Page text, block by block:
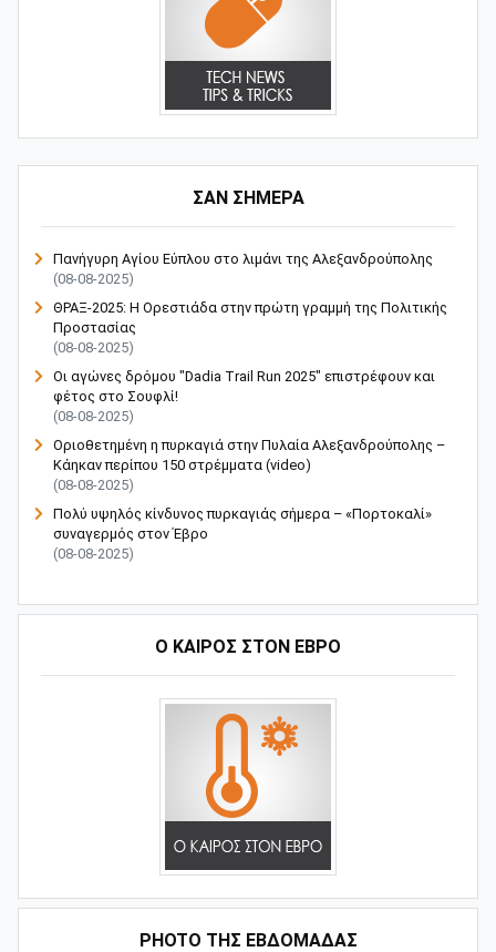
ΣΑΝ ΣΗΜΕΡΑ
Πανήγυρη Αγίου Εύπλου στο λιμάνι της Αλεξανδρούπολης
(08-08-2025)
ΘΡΑΞ-2025: Η Ορεστιάδα στην πρώτη γραμμή της Πολιτικής
Προστασίας
(08-08-2025)
Οι αγώνες δρόμου "Dadia Trail Run 2025" επιστρέφουν και
φέτος στο Σουφλί!
(08-08-2025)
Οριοθετημένη η πυρκαγιά στην Πυλαία Αλεξανδρούπολης –
Κάηκαν περίπου 150 στρέμματα (video)
(08-08-2025)
Πολύ υψηλός κίνδυνος πυρκαγιάς σήμερα – «Πορτοκαλί»
συναγερμός στον Έβρο
(08-08-2025)
Ο ΚΑΙΡΟΣ ΣΤΟΝ ΕΒΡΟ
PHOTO ΤΗΣ ΕΒΔΟΜΑΔΑΣ